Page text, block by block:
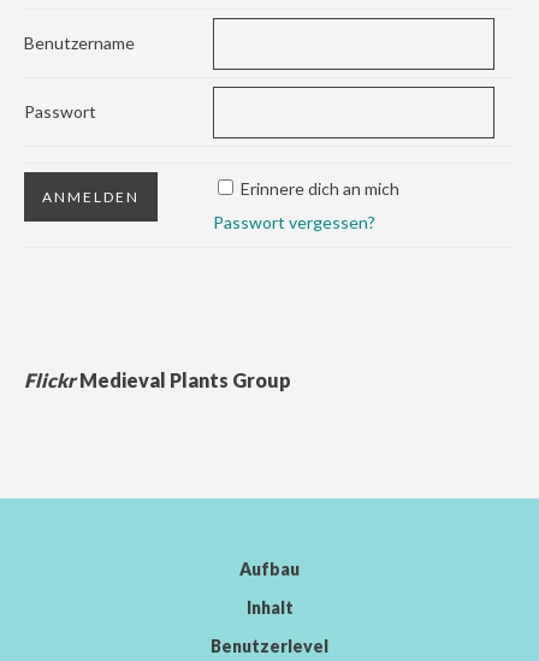
Benutzername
Passwort
Erinnere dich an mich
Passwort vergessen?
FlickrMedieval Plants Group
Aufbau
Inhalt
Benutzerlevel